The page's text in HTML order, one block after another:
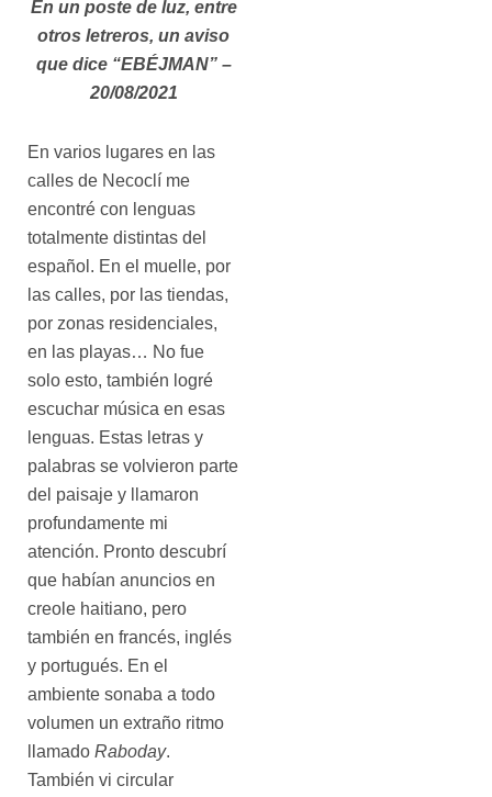
En un poste de luz, entre
otros letreros, un aviso
que dice “EBÉJMAN” –
20/08/2021
En varios lugares en las
calles de Necoclí me
encontré con lenguas
totalmente distintas del
español. En el muelle, por
las calles, por las tiendas,
por zonas residenciales,
en las playas… No fue
solo esto, también logré
escuchar música en esas
lenguas. Estas letras y
palabras se volvieron parte
del paisaje y llamaron
profundamente mi
atención. Pronto descubrí
que habían anuncios en
creole haitiano, pero
también en francés, inglés
y portugués. En el
ambiente sonaba a todo
volumen un extraño ritmo
llamado Raboday.
También vi circular